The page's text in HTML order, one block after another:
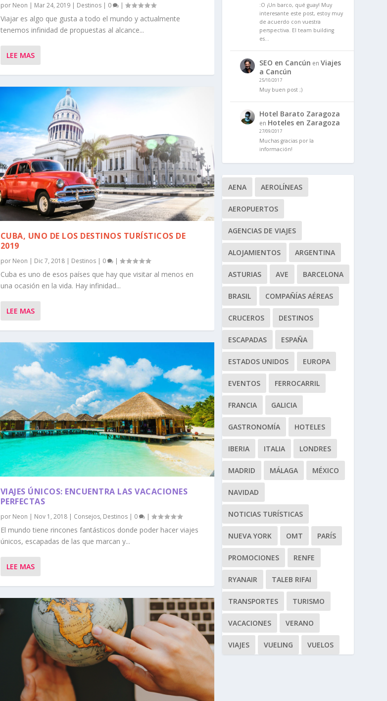
por Neon | Mar 24, 2019| Destinos| 0 |
Viajar es algo que gusta a todo el mundo y actualmente
tenemos infinidad de propuestas al alcance...
LEE MAS
CUBA, UNO DE LOS DESTINOS TURÍSTICOS DE
2019
por Neon | Dic 7, 2018| Destinos| 0 |
Cuba es uno de esos países que hay que visitar al menos en
una ocasión en la vida. Hay infinidad...
LEE MAS
VIAJES ÚNICOS: ENCUENTRA LAS VACACIONES
PERFECTAS
por Neon | Nov 1, 2018| Consejos, Destinos| 0 |
El mundo tiene rincones fantásticos donde poder hacer viajes
únicos, escapadas de las que marcan y...
LEE MAS
:O ¡Un barco, qué guay! Muy
interesante este post, estoy muy
de acuerdo con vuestra
perspectiva. El team building
es…
SEO en Cancún en Viajes
a Cancún
25/10/2017
Muy buen post ;)
Hotel Barato Zaragoza
en Hoteles en Zaragoza
27/09/2017
Muchas gracias por la
información!
AENA AEROLÍNEAS
AEROPUERTOS
AGENCIAS DE VIAJES
ALOJAMIENTOS ARGENTINA
ASTURIAS AVE BARCELONA
BRASIL COMPAÑÍAS AÉREAS
CRUCEROS DESTINOS
ESCAPADAS ESPAÑA
ESTADOS UNIDOS EUROPA
EVENTOS FERROCARRIL
FRANCIA GALICIA
GASTRONOMÍA HOTELES
IBERIA ITALIA LONDRES
MADRID MÁLAGA MÉXICO
NAVIDAD
NOTICIAS TURÍSTICAS
NUEVA YORK OMT PARÍS
PROMOCIONES RENFE
RYANAIR TALEB RIFAI
TRANSPORTES TURISMO
VACACIONES VERANO
VIAJES VUELING VUELOS